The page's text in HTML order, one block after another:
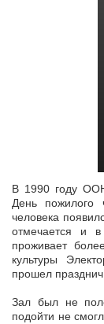
В 1990 году
День пожилого
человека
отмечается и в
проживает
культуры
прошел
Зал был не
подойти не